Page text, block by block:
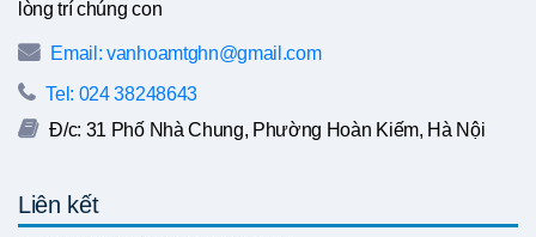
lòng trí chúng con
Email: vanhoamtghn@gmail.com
Tel: 024 38248643
Đ/c: 31 Phố Nhà Chung, Phường Hoàn Kiếm, Hà Nội
Liên kết